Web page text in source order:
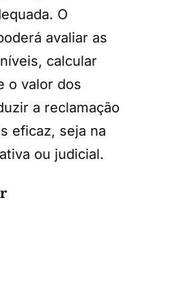
O
avaliar as
calcular
o valor dos
a reclamação
eficaz, seja na
ou judicial.